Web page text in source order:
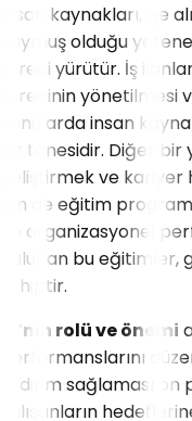
İnsan kaynakları, işe
duymuş olduğu
süreci yürütür. İş
sürecinin yönetilmesi
konularda insan
bir tanesidir. Diğer
geliştirmek ve kariyer
için de eğitim
de organizasyonel
bulunan bu eğitimler,
sahiptir.
IK’nın rolü ve önemi
performanslarını
bildirim sağlaması
çalışanların